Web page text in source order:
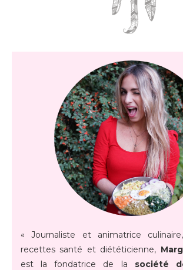
« Journaliste et animatrice
recettes santé et diététicienne,
est la fondatrice de la société